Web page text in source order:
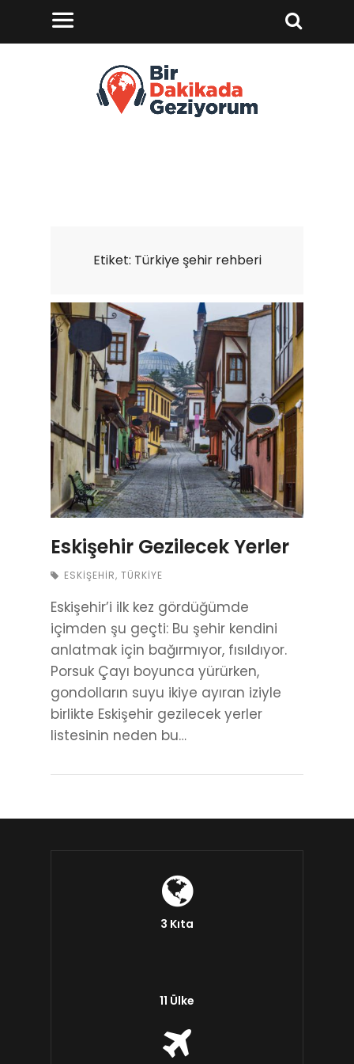
Etiket: Türkiye şehir rehberi
Eskişehir Gezilecek Yerler
ESKIŞEHIR, TÜRKIYE
Eskişehir’i ilk kez gördüğümde
içimden şu geçti: Bu şehir kendini
anlatmak için bağırmıyor, fısıldıyor.
Porsuk Çayı boyunca yürürken,
gondolların suyu ikiye ayıran iziyle
birlikte Eskişehir gezilecek yerler
listesinin neden bu…
3 Kıta
11 Ülke